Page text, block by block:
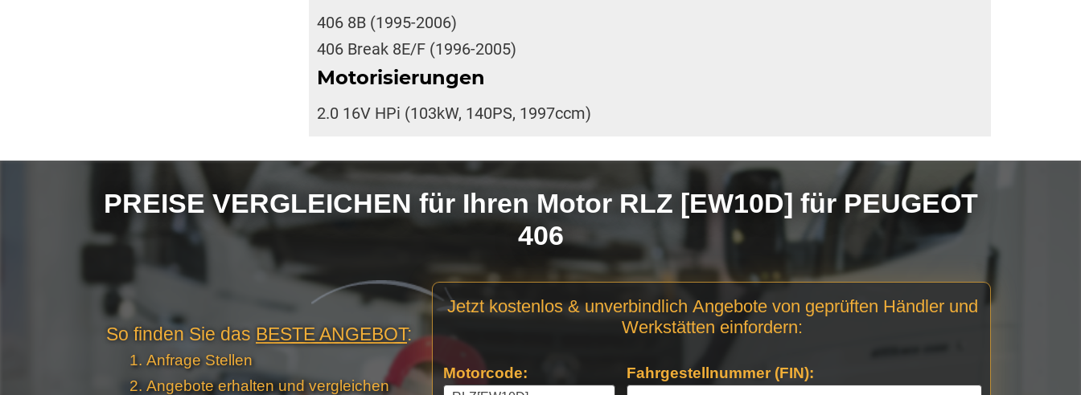
406 8B (1995-2006)
406 Break 8E/F (1996-2005)
Motorisierungen
2.0 16V HPi (103kW, 140PS, 1997ccm)
PREISE VERGLEICHEN für Ihren Motor RLZ [EW10D] für PEUGEOT
406
So finden Sie das BESTE ANGEBOT:
Anfrage Stellen
Angebote erhalten und vergleichen
Motor
Stellen
Jetzt kostenlos & unverbindlich Angebote von geprüften Händler und
Werkstätten einfordern:
Motorcode: Fahrgestellnummer (FIN):